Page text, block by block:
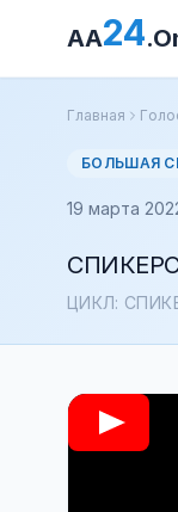
AA24
Главная
БОЛЬШАЯ
19 марта
ЦИКЛ: